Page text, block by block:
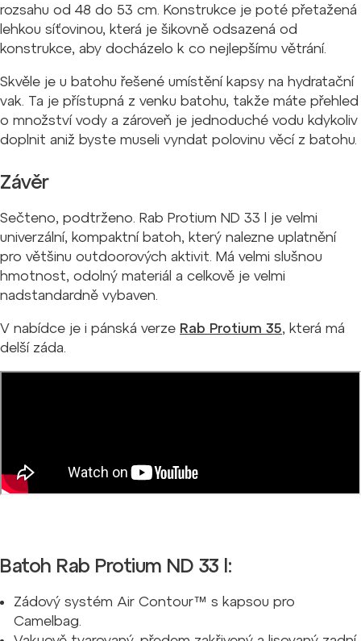
rozsahu od 48 do 53 cm. Konstrukce je poté přetažená
lehkou síťovinou, která je šikovně odsazená od
konstrukce, aby docházelo k co nejlepšímu větrání.
Skvěle je u batohu řešené umístění kapsy na hydratační
vak. Ta je přístupná z venku batohu, takže máte přehled
o množství vody a zároveň je jednoduché vodu kdykoliv
doplnit aniž byste museli vyndat polovinu věcí z batohu.
Závěr
Sečteno, podtrženo. Rab Protium ND 33 l je velmi
univerzální, kompaktní batoh, který nalezne uplatnění
pro většinu outdoorových aktivit. Má velmi slušnou
hmotnost, odolný materiál a celkově je velmi
nadstandardně vybaven.
V nabídce je i pánská verze Rab Protium 35, která má
delší záda.
Batoh Rab Protium ND 33 l:
Zádový systém Air Contour™ s kapsou pro
Camelbag.